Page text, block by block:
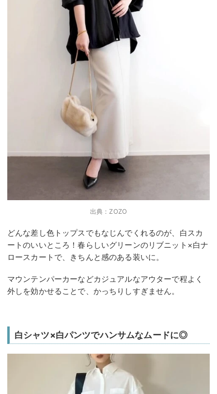
出典：ZOZO
どんな差し色トップスでもなじんでくれるのが、白スカ
ートのいいところ！春らしいグリーンのリブニット×白ナ
ロースカートで、きちんと感のある装いに。
マウンテンパーカーなどカジュアルなアウターで程よく
外しを効かせることで、かっちりしすぎません。
白シャツ×白パンツでハンサムなムードに◎